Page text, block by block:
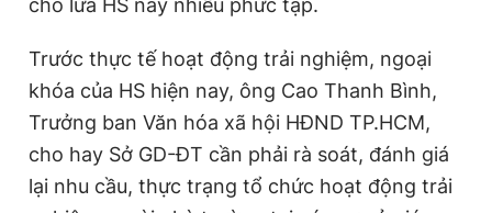
Trước thực tế hoạt động trải nghiệm, ngoại
khóa của HS hiện nay, ông Cao Thanh Bình,
Trưởng ban Văn hóa xã hội HĐND TP.HCM,
cho hay Sở GD-ĐT cần phải rà soát, đánh giá
lại nhu cầu, thực trạng tổ chức hoạt động trải